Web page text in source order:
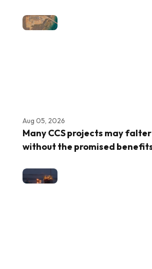
Aug 05, 2026
Many CCS projects may
without the promised